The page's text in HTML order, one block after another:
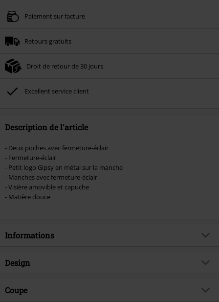
Valable jusqu'au 09/08/2026
Une fois le code saisi, la réduction sera automatiquement déduite à la fin de
Non cumulable avec dautres promotions. Non valable sur : les livres, les
Broilers, Die Ärzte, Die Toten Hosen, Metality, les bons d'achat et les articles
incluant un don.
Paiement sur facture
Retours gratuits
Droit de retour de 30 jours
Excellent service client
Description de l'article
- Deux poches avec fermeture-éclair
- Fermeture-éclair
- Petit logo Gipsy en métal sur la manche
- Manches avec fermeture-éclair
- Visière amovible et capuche
- Matière douce
Informations
Article n°.
Brand
Design
Catégorie de produit
Coupe